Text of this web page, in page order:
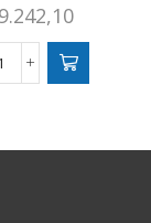
CONTAC